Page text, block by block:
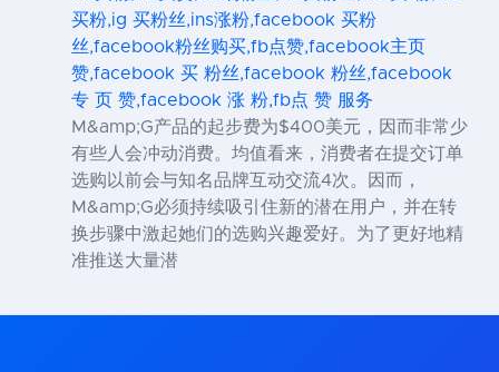
买粉,ig 买粉丝,ins涨粉,facebook 买粉
丝,facebook粉丝购买,fb点赞,facebook主页
赞,facebook 买 粉丝,facebook 粉丝,facebook
专 页 赞,facebook 涨 粉,fb点 赞 服务
M&amp;G产品的起步费为$400美元，因而非常少
有些人会冲动消费。均值看来，消费者在提交订单
选购以前会与知名品牌互动交流4次。因而，
M&amp;G必须持续吸引住新的潜在用户，并在转
换步骤中激起她们的选购兴趣爱好。为了更好地精
准推送大量潜